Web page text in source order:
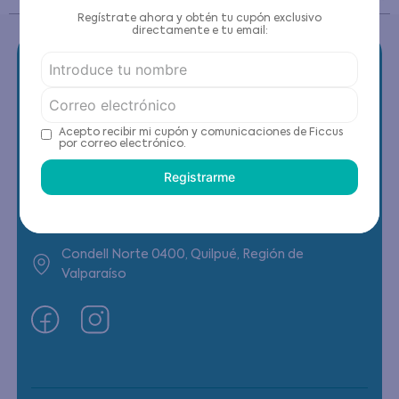
Contáctanos
(22) 6178818 - Compras Internet
Condell Norte 0400, Quilpué, Región de
Valparaíso
Regístrate ahora y obtén tu cupón exclusivo
directamente e tu email:
Acepto recibir mi cupón y comunicaciones de Ficcus
por correo electrónico.
Registrarme